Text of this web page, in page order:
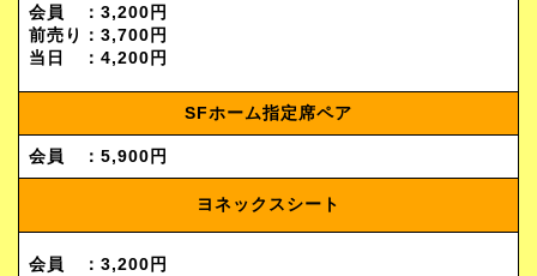
会員 ：3,200円
前売り：3,700円
当日 ：4,200円
SFホーム指定席ペア
会員 ：5,900円
ヨネックスシート
会員 ：3,200円